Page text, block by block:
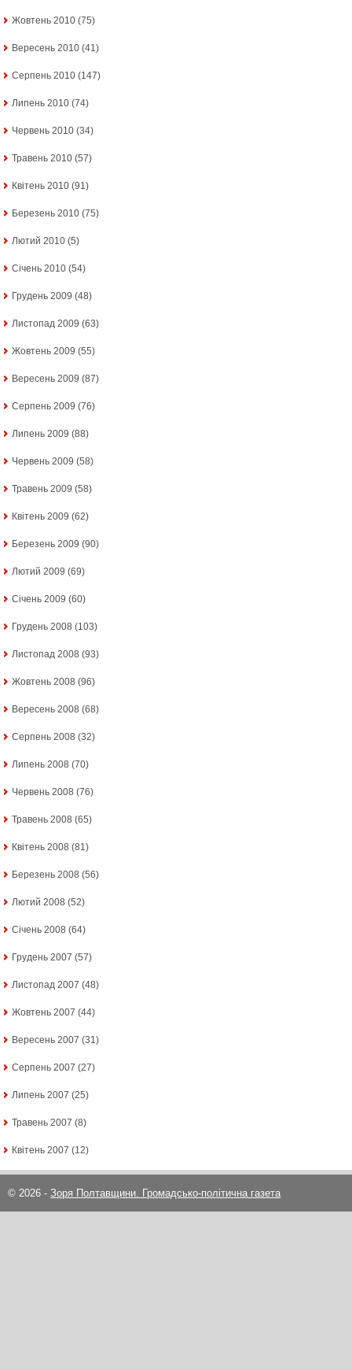
Жовтень 2010 (75)
Вересень 2010 (41)
Серпень 2010 (147)
Липень 2010 (74)
Червень 2010 (34)
Травень 2010 (57)
Квітень 2010 (91)
Березень 2010 (75)
Лютий 2010 (5)
Січень 2010 (54)
Грудень 2009 (48)
Листопад 2009 (63)
Жовтень 2009 (55)
Вересень 2009 (87)
Серпень 2009 (76)
Липень 2009 (88)
Червень 2009 (58)
Травень 2009 (58)
Квітень 2009 (62)
Березень 2009 (90)
Лютий 2009 (69)
Січень 2009 (60)
Грудень 2008 (103)
Листопад 2008 (93)
Жовтень 2008 (96)
Вересень 2008 (68)
Серпень 2008 (32)
Липень 2008 (70)
Червень 2008 (76)
Травень 2008 (65)
Квітень 2008 (81)
Березень 2008 (56)
Лютий 2008 (52)
Січень 2008 (64)
Грудень 2007 (57)
Листопад 2007 (48)
Жовтень 2007 (44)
Вересень 2007 (31)
Серпень 2007 (27)
Липень 2007 (25)
Травень 2007 (8)
Квітень 2007 (12)
© 2026 - Зоря Полтавщини. Громадсько-політична газета